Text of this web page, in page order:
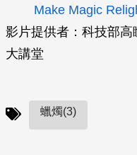
Make Magic
影片提供者：科技部
大講堂
蠟燭(3)